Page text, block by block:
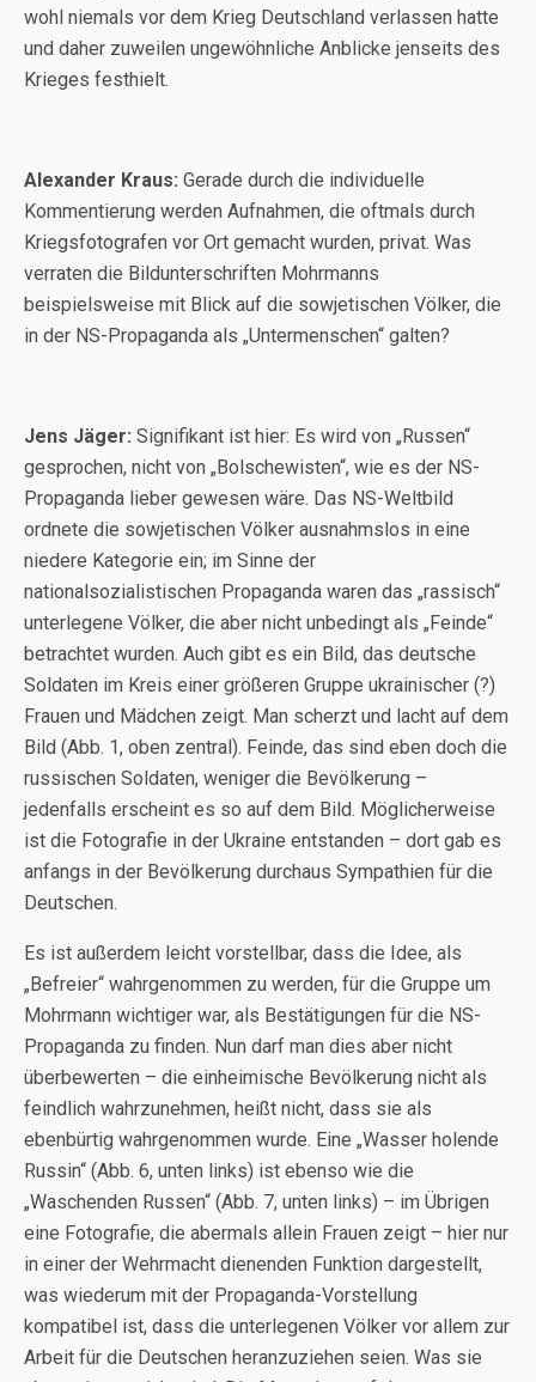
wohl niemals vor dem Krieg Deutschland verlassen hatte
und daher zuweilen ungewöhnliche Anblicke jenseits des
Krieges festhielt.
Alexander Kraus: Gerade durch die individuelle
Kommentierung werden Aufnahmen, die oftmals durch
Kriegsfotografen vor Ort gemacht wurden, privat. Was
verraten die Bildunterschriften Mohrmanns
beispielsweise mit Blick auf die sowjetischen Völker, die
in der NS-Propaganda als „Untermenschen“ galten?
Jens Jäger: Signifikant ist hier: Es wird von „Russen“
gesprochen, nicht von „Bolschewisten“, wie es der NS-
Propaganda lieber gewesen wäre. Das NS-Weltbild
ordnete die sowjetischen Völker ausnahmslos in eine
niedere Kategorie ein; im Sinne der
nationalsozialistischen Propaganda waren das „rassisch“
unterlegene Völker, die aber nicht unbedingt als „Feinde“
betrachtet wurden. Auch gibt es ein Bild, das deutsche
Soldaten im Kreis einer größeren Gruppe ukrainischer (?)
Frauen und Mädchen zeigt. Man scherzt und lacht auf dem
Bild (Abb. 1, oben zentral). Feinde, das sind eben doch die
russischen Soldaten, weniger die Bevölkerung –
jedenfalls erscheint es so auf dem Bild. Möglicherweise
ist die Fotografie in der Ukraine entstanden – dort gab es
anfangs in der Bevölkerung durchaus Sympathien für die
Deutschen.
Es ist außerdem leicht vorstellbar, dass die Idee, als
„Befreier“ wahrgenommen zu werden, für die Gruppe um
Mohrmann wichtiger war, als Bestätigungen für die NS-
Propaganda zu finden. Nun darf man dies aber nicht
überbewerten – die einheimische Bevölkerung nicht als
feindlich wahrzunehmen, heißt nicht, dass sie als
ebenbürtig wahrgenommen wurde. Eine „Wasser holende
Russin“ (Abb. 6, unten links) ist ebenso wie die
„Waschenden Russen“ (Abb. 7, unten links) – im Übrigen
eine Fotografie, die abermals allein Frauen zeigt – hier nur
in einer der Wehrmacht dienenden Funktion dargestellt,
was wiederum mit der Propaganda-Vorstellung
kompatibel ist, dass die unterlegenen Völker vor allem zur
Arbeit für die Deutschen heranzuziehen seien. Was sie